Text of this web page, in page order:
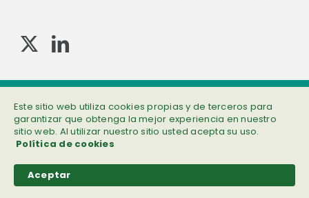
Este sitio web utiliza cookies propias y de terceros para
garantizar que obtenga la mejor experiencia en nuestro
sitio web. Al utilizar nuestro sitio usted acepta su uso.
Política de cookies
Aceptar
© Copyright 2013-2023 . Todos los derechos reservados
Política de privacidad|Cookies|Aviso legal| Información adicional